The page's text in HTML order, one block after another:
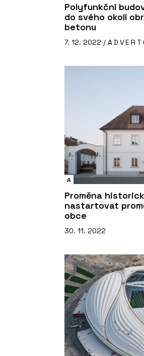
Polyfunkční
do svého okolí
betonu
7. 12. 2022 /
A
Proměna
nastartovat
obce
30. 11. 2022